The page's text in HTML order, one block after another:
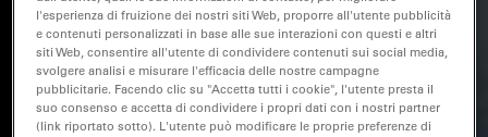
l'esperienza di fruizione dei nostri siti Web, proporre all'utente pubblicità
e contenuti personalizzati in base alle sue interazioni con questi e altri
siti Web, consentire all'utente di condividere contenuti sui social media,
svolgere analisi e misurare l'efficacia delle nostre campagne
pubblicitarie. Facendo clic su "Accetta tutti i cookie", l'utente presta il
suo consenso e accetta di condividere i propri dati con i nostri partner
(link riportato sotto). L'utente può modificare le proprie preferenze di